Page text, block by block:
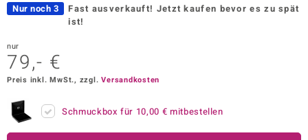
Nur noch 3 Fast ausverkauft! Jetzt kaufen bevor es zu spät
ist!
nur
79,- €
Preis inkl. MwSt., zzgl.Versandkosten
Schmuckbox für 10,00 € mitbestellen